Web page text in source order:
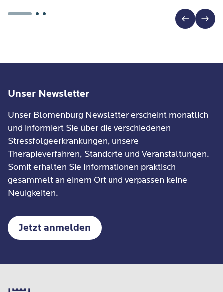
Unser Newsletter
Unser Blomenburg Newsletter erscheint monatlich
und informiert Sie über die verschiedenen
Stressfolgeerkrankungen, unsere
Therapieverfahren, Standorte und Veranstaltungen.
Somit erhalten Sie Informationen praktisch
gesammelt an einem Ort und verpassen keine
Neuigkeiten.
Jetzt anmelden